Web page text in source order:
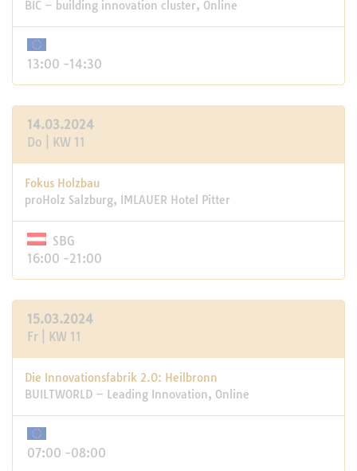
BIC – building innovation cluster, Online
13:00 -14:30
14.03.2024
Do | KW 11
Fokus Holzbau
proHolz Salzburg, IMLAUER Hotel Pitter
SBG
16:00 -21:00
15.03.2024
Fr | KW 11
Die Innovationsfabrik 2.0: Heilbronn
BUILTWORLD – Leading Innovation, Online
07:00 -08:00